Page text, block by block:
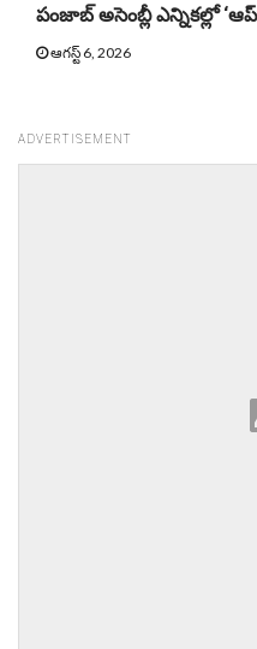
పంజాబ్ అసెంబ్లీ ఎన్నికల్లో
ఆగస్ట్ 6, 2026
ADVERTISEMENT